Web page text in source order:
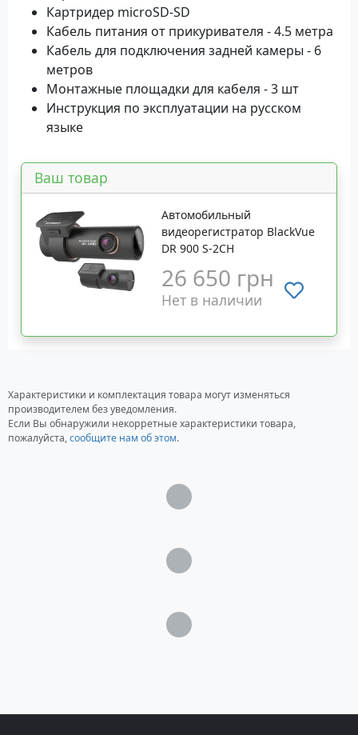
Картридер microSD-SD
Кабель питания от прикуривателя - 4.5 метра
Кабель для подключения задней камеры - 6
метров
Монтажные площадки для кабеля - 3 шт
Инструкция по эксплуатации на русском
языке
Ваш товар
Автомобильный
видеорегистратор BlackVue
DR 900 S-2CH
26 650 грн
Нет в наличии
Характеристики и комплектация товара могут изменяться
производителем без уведомления.
Если Вы обнаружили некорретные характеристики товара,
пожалуйста,сообщите нам об этом.
Загрузка...
Загрузка...
Загрузка...